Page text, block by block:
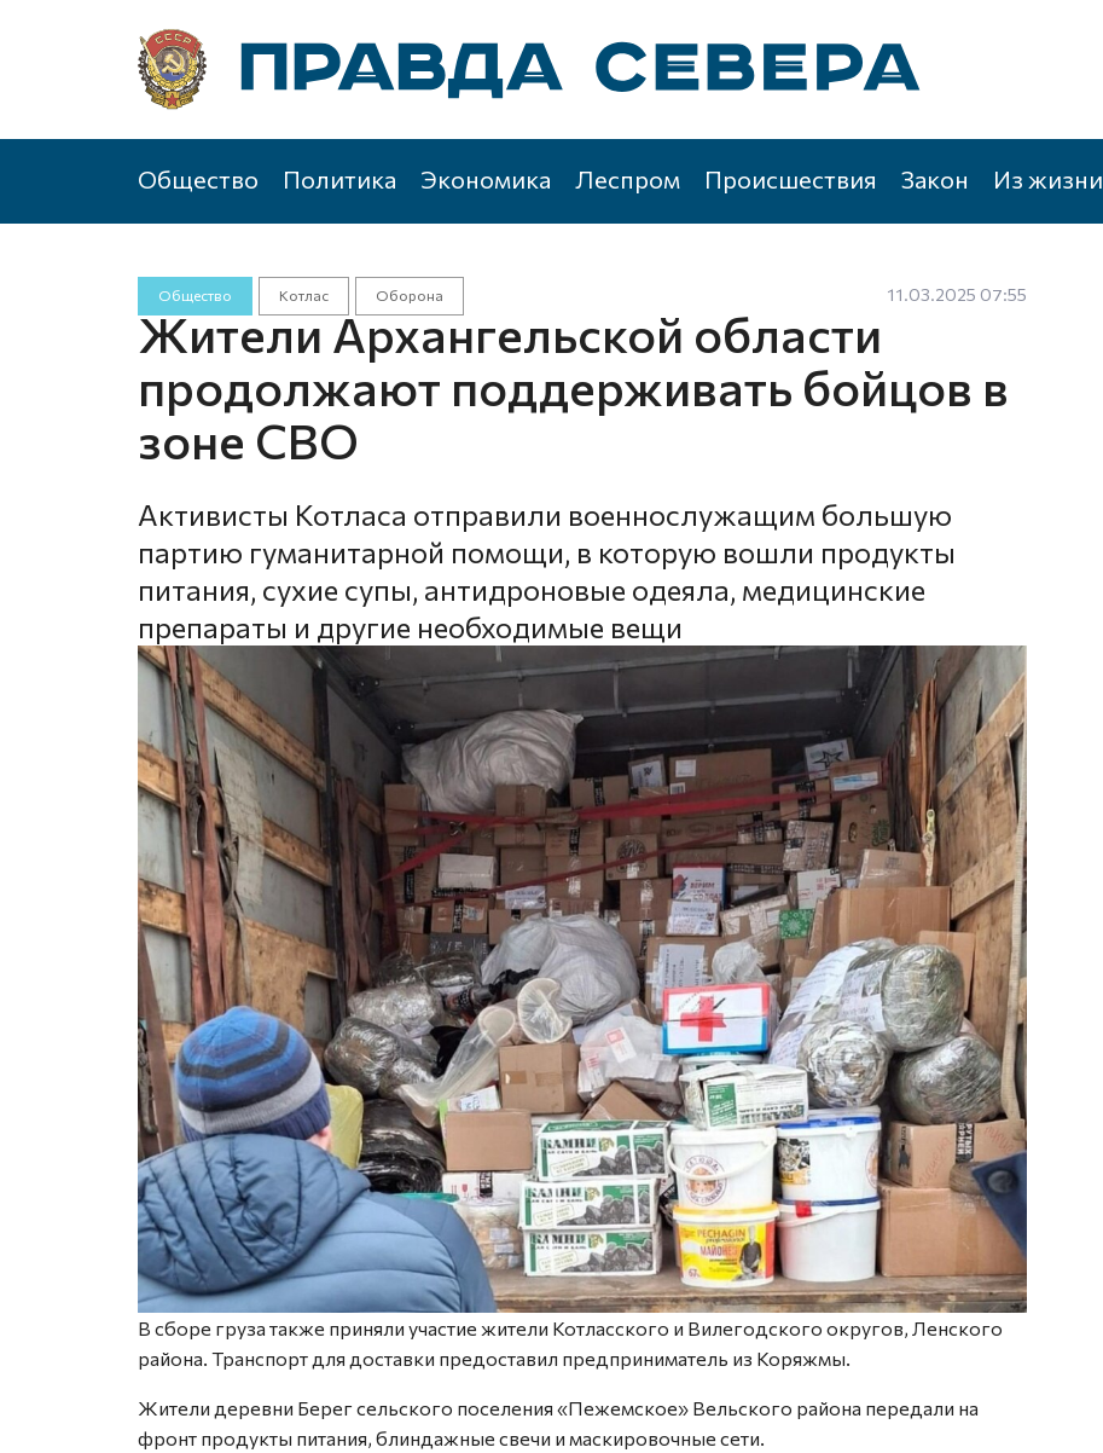
Общество Политика Экономика Леспром Происшествия Закон Из жизни
Общество Котлас Оборона 11.03.2025 07:55
Жители Архангельской области
продолжают поддерживать бойцов в
зоне СВО
Активисты Котласа отправили военнослужащим большую
партию гуманитарной помощи, в которую вошли продукты
питания, сухие супы, антидроновые одеяла, медицинские
препараты и другие необходимые вещи
В сборе груза также приняли участие жители Котласского и Вилегодского округов, Ленского
района. Транспорт для доставки предоставил предприниматель из Коряжмы.
Жители деревни Берег сельского поселения «Пежемское» Вельского района передали на
фронт продукты питания, блиндажные свечи и маскировочные сети.